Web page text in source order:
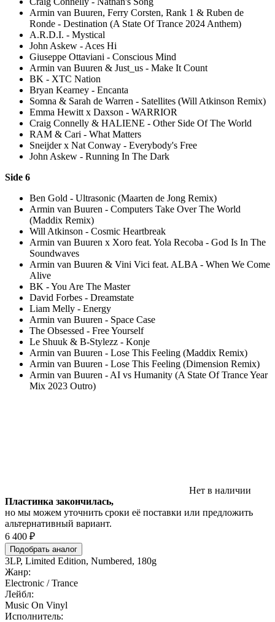
Armin van Buuren, Ferry Corsten, Rank 1 & Ruben de
Ronde - Destination (A State Of Trance 2024 Anthem)
A.R.D.I. - Mystical
John Askew - Aces Hi
Giuseppe Ottaviani - Conscious Mind
Armin van Buuren & Just_us - Make It Count
BK - XTC Nation
Bryan Kearney - Encanta
Somna & Sarah de Warren - Satellites (Will Atkinson Remix)
Emma Hewitt x Daxson - WARRIOR
Craig Connelly & HALIENE - Other Side Of The World
RAM & Cari - What Matters
Sneijder x Nat Conway - Everybody's Free
John Askew - Running In The Dark
Side 6
Ben Gold - Ultrasonic (Maarten de Jong Remix)
Armin van Buuren - Computers Take Over The World
(Maddix Remix)
Will Atkinson - Cosmic Heartbreak
Armin van Buuren x Xoro feat. Yola Recoba - God Is In The
Soundwaves
Armin van Buuren & Vini Vici feat. ALBA - When We Come
Alive
BK - You Are The Master
David Forbes - Dreamstate
Liam Melly - Energy
Armin van Buuren - Space Case
The Obsessed - Free Yourself
Le Shuuk & B-Stylezz - Konje
Armin van Buuren - Lose This Feeling (Maddix Remix)
Armin van Buuren - Lose This Feeling (Dimension Remix)
Armin van Buuren - AI vs Humanity (A State Of Trance Year
Mix 2023 Outro)
Нет в наличии
Пластинка закончилась,
но мы можем уточнить сроки её поставки или предложить
альтернативный вариант.
6 400 ₽
Подобрать аналог
3LP, Limited Edition, Numbered, 180g
Жанр:
Electronic / Trance
Лейбл:
Music On Vinyl
Исполнитель: